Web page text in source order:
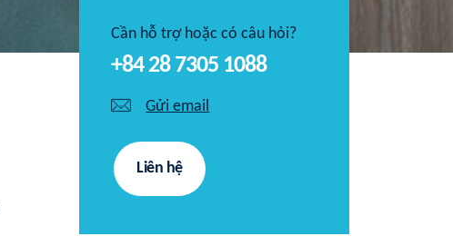
Cần hỗ trợ hoặc có câu hỏi?
+84 28 7305 1088
Gửi email
Liên hệ